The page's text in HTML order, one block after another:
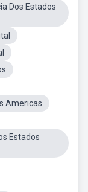
Dos Estados
Americas
Estados